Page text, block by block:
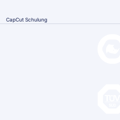
CapCut Schulung